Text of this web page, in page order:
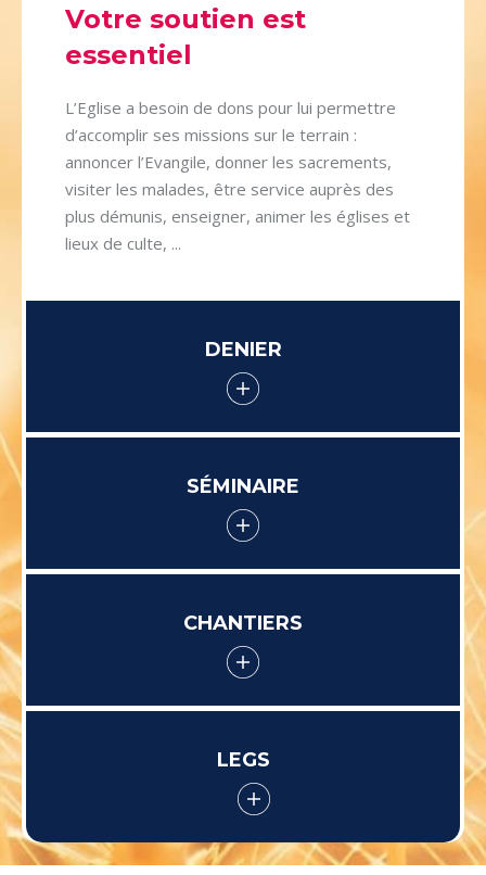
Votre soutien est
essentiel
L’Eglise a besoin de dons pour lui permettre
d’accomplir ses missions sur le terrain :
annoncer l’Evangile, donner les sacrements,
visiter les malades, être service auprès des
plus démunis, enseigner, animer les églises et
lieux de culte, ...
DENIER
SÉMINAIRE
CHANTIERS
LEGS